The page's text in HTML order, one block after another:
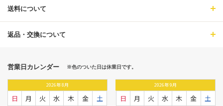
送料について
返品・交換について
営業日カレンダー ※色のついた日は休業日です。
2026年8月
日 月 火 水 木 金
土
2026年9月
日 月 火 水 木 金
土